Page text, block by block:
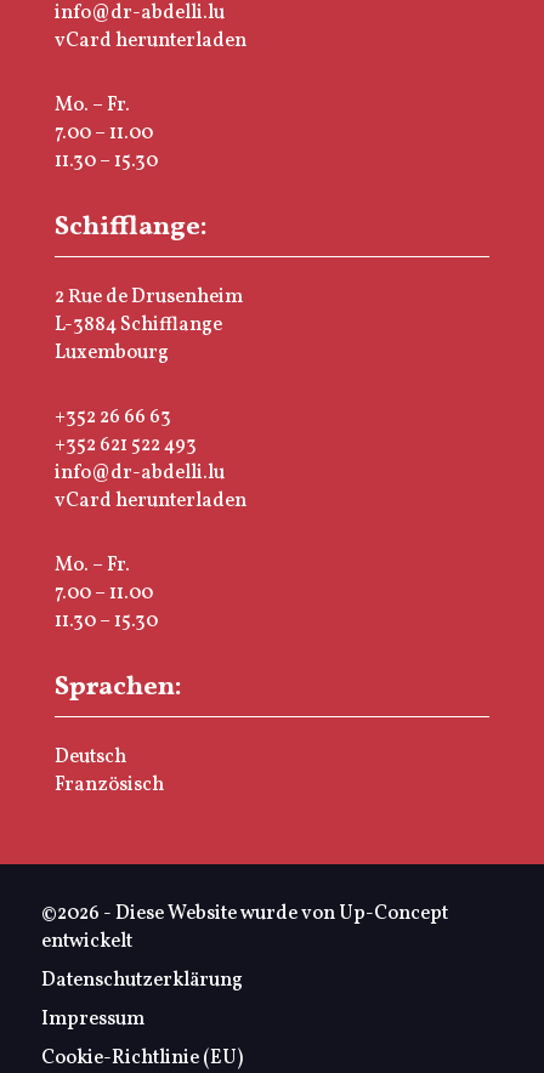
info@dr-abdelli.lu
vCard herunterladen
Mo. – Fr.
7.00 – 11.00
11.30 – 15.30
Schifflange:
2 Rue de Drusenheim
L-3884 Schifflange
Luxembourg
+352 26 66 63
+352 621 522 493
info@dr-abdelli.lu
vCard herunterladen
Mo. – Fr.
7.00 – 11.00
11.30 – 15.30
Sprachen:
Deutsch
Französisch
©2026 - Diese Website wurde von Up-Concept
entwickelt
Datenschutzerklärung
Impressum
Cookie-Richtlinie (EU)